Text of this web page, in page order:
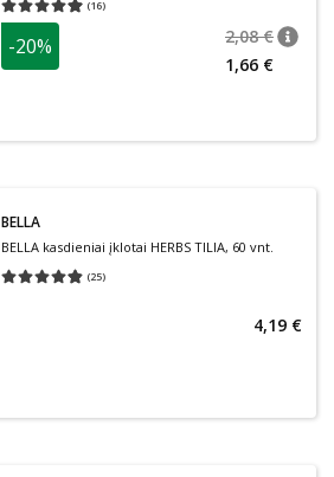
(16)
Vidutinis įvertinimas 4.94
-20% 2,08 €
1,66 €
BELLA
BELLA kasdieniai įklotai HERBS TILIA, 60 vnt.
(25)
Vidutinis įvertinimas 4.80
4,19 €